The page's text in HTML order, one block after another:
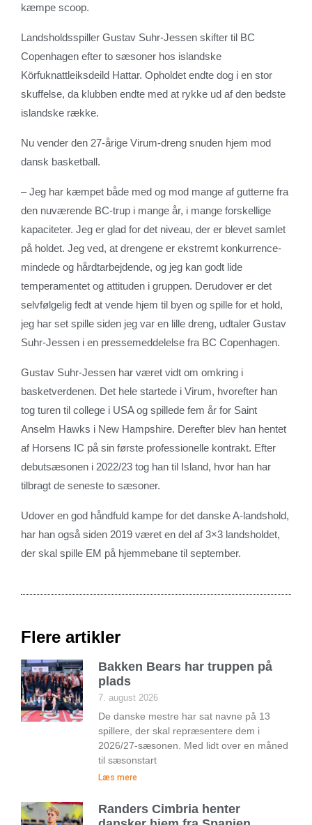
kæmpe scoop.
Landsholdsspiller Gustav Suhr-Jessen skifter til BC
Copenhagen efter to sæsoner hos islandske
Körfuknattleiksdeild Hattar. Opholdet endte dog i en stor
skuffelse, da klubben endte med at rykke ud af den bedste
islandske række.
Nu vender den 27-årige Virum-dreng snuden hjem mod
dansk basketball.
– Jeg har kæmpet både med og mod mange af gutterne fra
den nuværende BC-trup i mange år, i mange forskellige
kapaciteter. Jeg er glad for det niveau, der er blevet samlet
på holdet. Jeg ved, at drengene er ekstremt konkurrence-
mindede og hårdtarbejdende, og jeg kan godt lide
temperamentet og attituden i gruppen. Derudover er det
selvfølgelig fedt at vende hjem til byen og spille for et hold,
jeg har set spille siden jeg var en lille dreng, udtaler Gustav
Suhr-Jessen i en pressemeddelelse fra BC Copenhagen.
Gustav Suhr-Jessen har været vidt om omkring i
basketverdenen. Det hele startede i Virum, hvorefter han
tog turen til college i USA og spillede fem år for Saint
Anselm Hawks i New Hampshire. Derefter blev han hentet
af Horsens IC på sin første professionelle kontrakt. Efter
debutsæsonen i 2022/23 tog han til Island, hvor han har
tilbragt de seneste to sæsoner.
Udover en god håndfuld kampe for det danske A-landshold,
har han også siden 2019 været en del af 3×3 landsholdet,
der skal spille EM på hjemmebane til september.
Flere artikler
Bakken Bears har truppen på
plads
7. august 2026
De danske mestre har sat navne på 13
spillere, der skal repræsentere dem i
2026/27-sæsonen. Med lidt over en måned
til sæsonstart
Læs mere
Randers Cimbria henter